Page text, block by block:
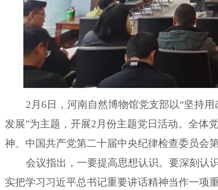
2月6日，河南自然博物馆党支部以“坚持
发展”为主题，开展2月份主题党日活动。全体
神、中国共产党第二十届中央纪律检查委员会
会议指出，一要提高思想认识。要深刻认
实把学习习近平总书记重要讲话精神当作一项